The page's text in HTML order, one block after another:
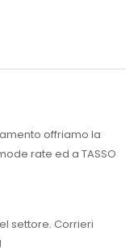
offriamo la
rate ed a TASSO
settore. Corrieri